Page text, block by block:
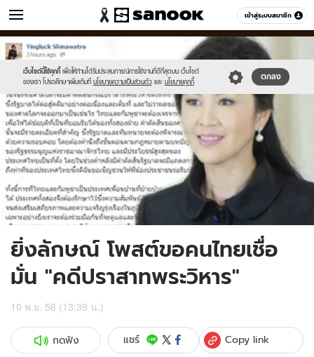
เข้าสู่ระบบสมาชิก
ข่าว หมวดอื่นๆ
เว็บไซต์นี้ใช้คุกกี้ เพื่อให้ท่านได้รับประสบการณ์การใช้งานที่ดีที่สุดบน เว็บไซต์
ของเรา โปรดศึกษาเพิ่มเติมที่ นโยบายความเป็นส่วนตัว และ นโยบายคุกกี้
ตกลง
Sanook
//s.isanook.com/sr/0/images/logo-
new-
sanook.png
600
60
//s.isanook.com/ns/0/ud/261/1307886/r.jpg
ยิ่งลักษณ์ โพสต์ขอคนไทยเชื่อ
มั่น "คดีปราสาทพระวิหาร"
10 พ.ย. 56 (13:39 น.)
กดฟัง แชร์ Copy link